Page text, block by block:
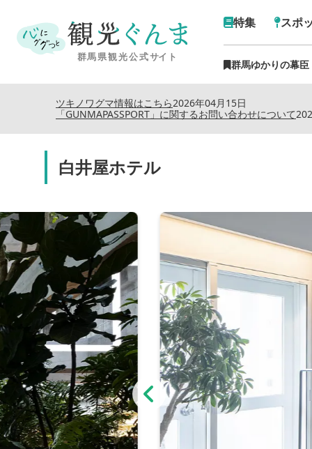
特集 スポ
群馬ゆかりの幕
2026年04月15日
ツキノワグマ情報はこちら
「GUNMAPASSPORT」に関するお問い合わせについて
白井屋ホテル